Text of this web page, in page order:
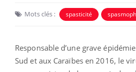
Mots clés : spasticité
Responsable d’une grave
Sud et aux Caraïbes en 2016, le